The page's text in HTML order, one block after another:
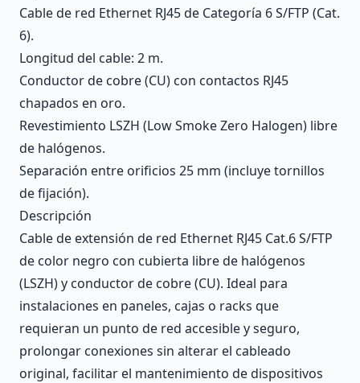
Cable de red Ethernet RJ45 de Categoría 6 S/FTP (Cat.
6).
Longitud del cable: 2 m.
Conductor de cobre (CU) con contactos RJ45
chapados en oro.
Revestimiento LSZH (Low Smoke Zero Halogen) libre
de halógenos.
Separación entre orificios 25 mm (incluye tornillos
de fijación).
Descripción
Cable de extensión de red Ethernet RJ45 Cat.6 S/FTP
de color negro con cubierta libre de halógenos
(LSZH) y conductor de cobre (CU). Ideal para
instalaciones en paneles, cajas o racks que
requieran un punto de red accesible y seguro,
prolongar conexiones sin alterar el cableado
original, facilitar el mantenimiento de dispositivos